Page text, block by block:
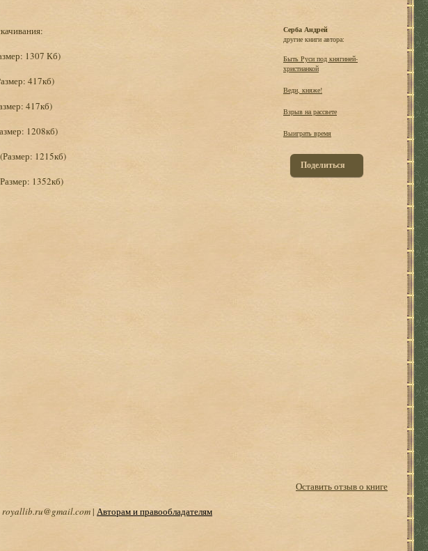
1307 Кб)
417кб)
417кб)
1208кб)
(Размер: 1215кб)
1352кб)
Серба Андрей
другие книги автора:
Быть Руси под княгиней-
христианкой
Веди, княже!
Взрыв на рассвете
Выиграть время
Поделиться
Оставить отзыв о книге
royallib.ru@gmail.com| Авторам и правообладателям